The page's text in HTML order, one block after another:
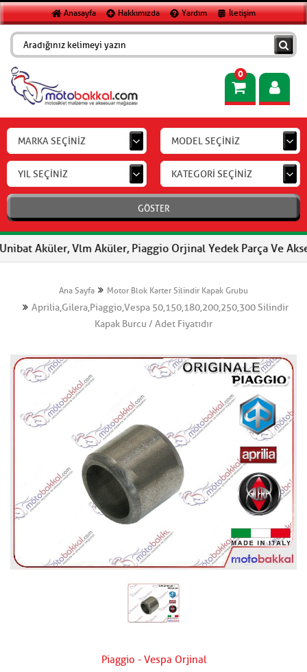
Anasayfa Hakkımızda Yardım İletişim
0
MARKA SEÇİNİZ MODEL SEÇİNİZ
YIL SEÇİNİZ KATEGORİ SEÇİNİZ
GÖSTER
Aküler, Vlm Aküler, Piaggio Orjinal Yedek Parça Ve
Ana Sayfa Motor Blok Karter Silindir Kapak Grubu
Aprilia,Gilera,Piaggio,Vespa 50,150,180,200,250,300 Silindir
Kapak Burcu / Adet Fiyatıdır
Piaggio - Vespa Orjinal